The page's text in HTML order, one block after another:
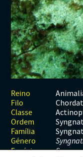
Reino
Filo
Classe
Ordem
Família
Género
Espécie S. acus